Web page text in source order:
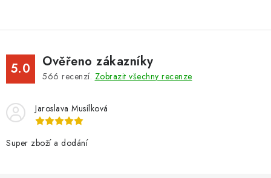
5.0 Ověřeno zákazníky
566 recenzí. Zobrazit všechny recenze
Jaroslava Musílková
Super zboží a dodání